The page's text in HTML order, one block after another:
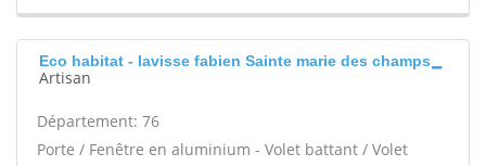
Eco habitat - lavisse fabien Sainte marie des champs
Artisan
Département: 76
Porte / Fenêtre en aluminium - Volet battant / Volet